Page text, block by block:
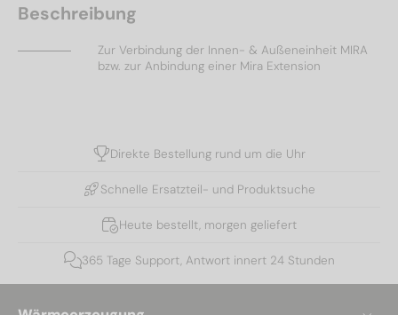
Beschreibung
Zur Verbindung der Innen- & Außeneinheit MIRA
bzw. zur Anbindung einer Mira Extension
Direkte Bestellung rund um die Uhr
Schnelle Ersatzteil- und Produktsuche
Heute bestellt, morgen geliefert
365 Tage Support, Antwort innert 24 Stunden